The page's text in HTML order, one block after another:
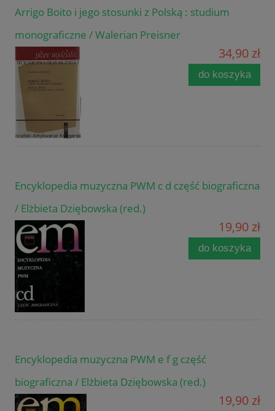
Arrigo Boito i jego stosunki z Polską : studium
monograficzne / Walerian Preisner
34,90 zł
do koszyka
Encyklopedia muzyczna PWM c d część biograficzna
/ Elżbieta Dziębowska (red.)
19,90 zł
do koszyka
Encyklopedia muzyczna PWM e f g część
biograficzna / Elżbieta Dziębowska (red.)
19,90 zł